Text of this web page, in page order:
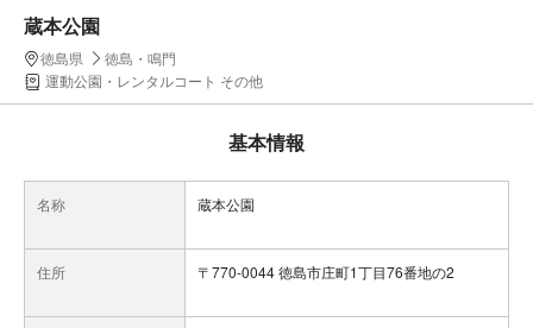
蔵本公園
徳島県
徳島・鳴門
運動公園・レンタルコート その他
基本情報
名称 蔵本公園
住所 〒770-0044 徳島市庄町1丁目76番地の2